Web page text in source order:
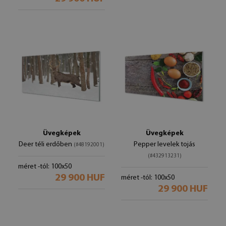
Üvegképek
Deer téli erdőben (#48192001)
méret -tól: 100x50
29 900 HUF
Üvegképek
Pepper levelek tojás
(#432913231)
méret -tól: 100x50
29 900 HUF